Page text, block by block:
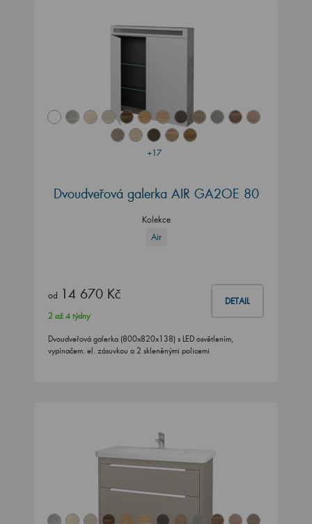
+17
Dvoudveřová galerka AIR GA2OE 80
Kolekce
Air
od 14 670 Kč DETAIL
2 až 4 týdny
Dvoudveřová galerka (800x820x138) s LED osvětlením,
vypínačem. el. zásuvkou a 2 skleněnými policemi